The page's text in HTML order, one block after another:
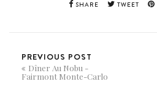
SHARE TWEET
PREVIOUS POST
Dîner Au Nobu -
Fairmont Monte-Carlo